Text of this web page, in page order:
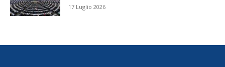
17 Luglio 2026